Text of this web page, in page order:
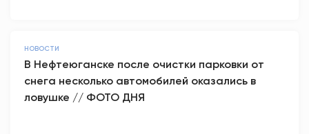
НОВОСТИ
В Нефтеюганске после очистки парковки от
снега несколько автомобилей оказались в
ловушке // ФОТО ДНЯ